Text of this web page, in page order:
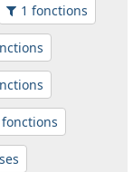
1 fonctions
fonctions